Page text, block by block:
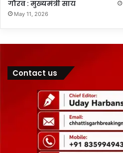
गौरव : मुख्यमंत्री साय
May 11, 2026
Contact us